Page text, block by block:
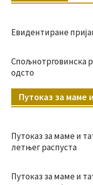
Евидентиране
Спољнотрговинска
одсто
Путоказ за маме
Путоказ за маме и
летњег распуста
Путоказ за маме и